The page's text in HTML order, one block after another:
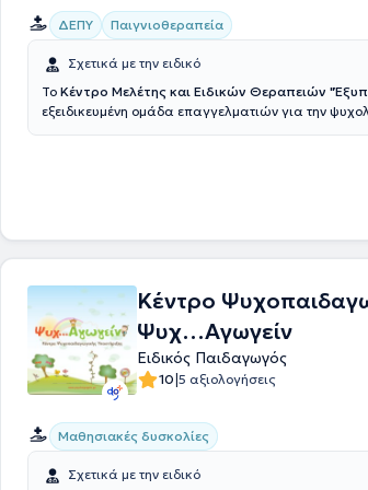
ΔΕΠΥ Παιγνιοθεραπεία
Σχετικά με την ειδικό
Το Κέντρο Μελέτης και Ειδικών Θεραπειών
εξειδικευμένη ομάδα επαγγελματιών για την
Κέντρο
Ψυχ…Αγωγείν
Ειδικός Παιδαγωγός
10|5 αξιολογήσεις
Μαθησιακές δυσκολίες
Σχετικά με την ειδικό